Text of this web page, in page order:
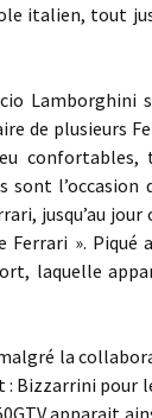
italien, tout
de plusieurs
sont l’occasion
jusqu’au
». Piqué
laquelle
la
Bizzarrini pour
apparait